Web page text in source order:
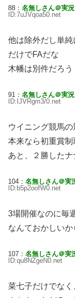
88： 名無しさん＠実
ID:7uJVqoa50.net
他は除外だし単
だけでFAだな
木幡は別件だろう
91： 名無しさん＠実
ID:IJVRgm3/0.net
ウイニング競馬
本来なら初重賞
あと、２勝した
104： 名無しさん＠実
ID:b5p2oofW0.net
3場開催なのに毎
なんておかしい
107： 名無しさん＠実
ID:qu8NZgeN0.net
菜七子だけでな